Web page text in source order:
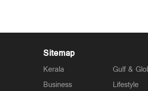
Sitemap
Kerala
Business
Gulf &
Lifestyle